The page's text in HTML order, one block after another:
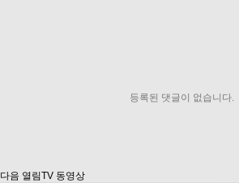
등록된 댓글이 없습니다.
다음 열림TV 동영상